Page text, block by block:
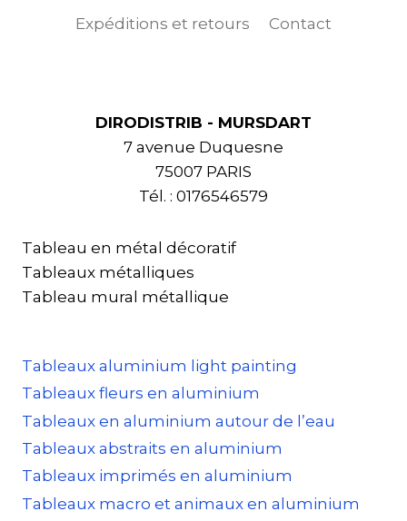
Expéditions et retours
Contact
DIRODISTRIB - MURSDART
7 avenue Duquesne
75007 PARIS
Tél. : 0176546579
Tableau en métal décoratif
Tableaux métalliques
Tableau mural métallique
Tableaux aluminium light painting
Tableaux fleurs en aluminium
Tableaux en aluminium autour de l’eau
Tableaux abstraits en aluminium
Tableaux imprimés en aluminium
Tableaux macro et animaux en aluminium